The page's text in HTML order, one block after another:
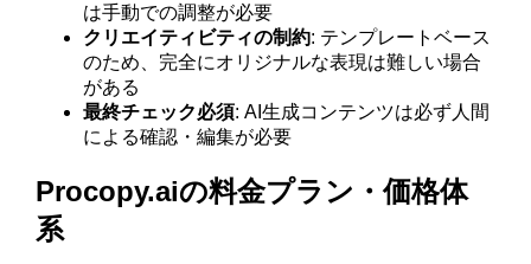
は手動での調整が必要
クリエイティビティの制約: テンプレートベース
のため、完全にオリジナルな表現は難しい場合
がある
最終チェック必須: AI生成コンテンツは必ず人間
による確認・編集が必要
Procopy.aiの料金プラン・価格体
系